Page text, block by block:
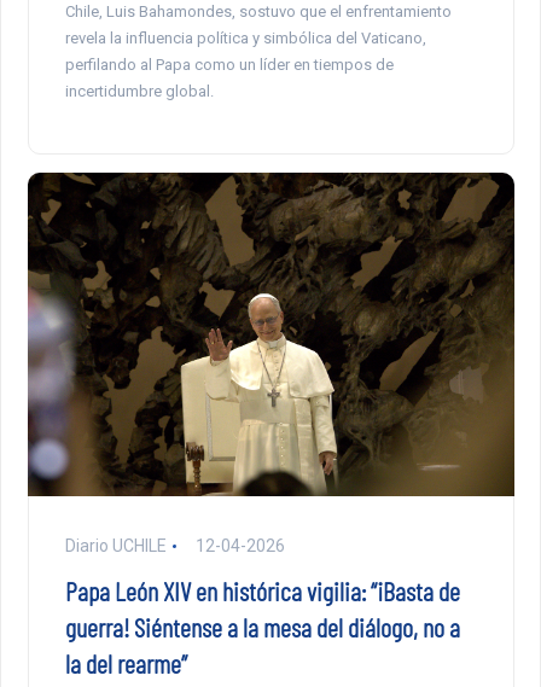
Chile, Luis Bahamondes, sostuvo que el enfrentamiento
revela la influencia política y simbólica del Vaticano,
perfilando al Papa como un líder en tiempos de
incertidumbre global.
Diario UCHILE 12-04-2026
Papa León XIV en histórica vigilia: “¡Basta de
guerra! Siéntense a la mesa del diálogo, no a
la del rearme”